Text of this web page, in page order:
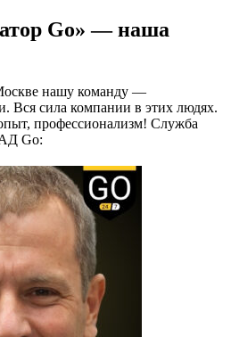
Go» — наша
нашу команду —
Вся сила компании в этих людях.
профессионализм! Служба
Go: